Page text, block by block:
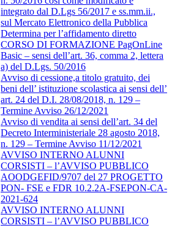
integrato dal D.Lgs 56/2017 e ss.mm.ii.,
sul Mercato Elettronico della Pubblica
Determina per l’affidamento diretto
CORSO DI FORMAZIONE PagOnLine
Basic – sensi dell’art. 36, comma 2, lettera
a) del D.Lgs. 50/2016
Avviso di cessione,a titolo gratuito, dei
beni dell’ istituzione scolastica ai sensi dell’
art. 24 del D.I. 28/08/2018, n. 129 –
Termine Avviso 26/12/2021
Avviso di vendita ai sensi dell’art. 34 del
Decreto Interministeriale 28 agosto 2018,
n. 129 – Termine Avviso 11/12/2021
AVVISO INTERNO ALUNNI
CORSISTI – l’AVVISO PUBBLICO
AOODGEFID/9707 del 27 PROGETTO
PON- FSE e FDR 10.2.2A-FSEPON-CA-
2021-624
AVVISO INTERNO ALUNNI
CORSISTI – l’AVVISO PUBBLICO